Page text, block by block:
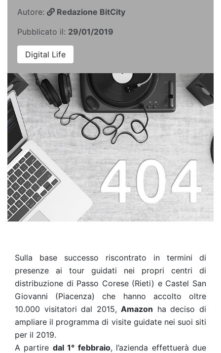
Autore:
Redazione BitCity
Pubblicato il: 29/01/2019
Digital Life
Sulla base successo riscontrato in termini di
presenze ai tour guidati nei propri centri di
distribuzione di Passo Corese (Rieti) e Castel San
Giovanni (Piacenza) che hanno accolto oltre
10.000 visitatori dal 2015,Amazon ha deciso di
ampliare il programma di visite guidate nei suoi siti
per il 2019.
A partire dal 1° febbraio, l’azienda effettuerà due